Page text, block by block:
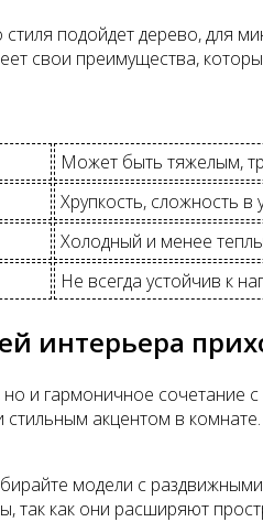
подойдет дерево, для
свои преимущества,
Может быть тяжелым,
Хрупкость, сложность в
Холодный и менее
Не всегда устойчив к
интерьера
но и гармоничное сочетание
акцентом в
модели с
так как они расширяют